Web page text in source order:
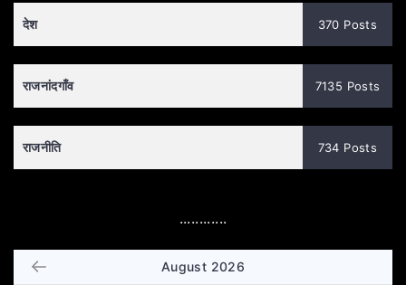
देश 370 Posts
राजनांदगाँव 7135 Posts
राजनीति 734 Posts
............
August 2026